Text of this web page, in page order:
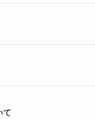
て